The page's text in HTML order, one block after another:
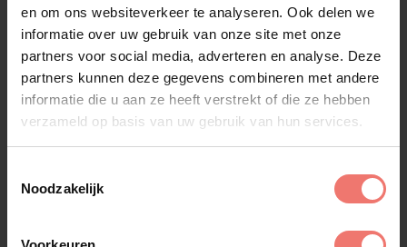
en om ons websiteverkeer te analyseren. Ook delen we
informatie over uw gebruik van onze site met onze
partners voor social media, adverteren en analyse. Deze
partners kunnen deze gegevens combineren met andere
informatie die u aan ze heeft verstrekt of die ze hebben
verzameld op basis van uw gebruik van hun services.
Noodzakelijk
volwaardig bandlid.
Boek Blof
Wil je Blof boeken voor jouw feest of event? Weten
vragen of ben je op zoek naar specifieke informatie
? Neem gerust
contact met ons op, wij denken graag met je mee
kunt ook een e-mail sturen naar
info@lukassen.nl